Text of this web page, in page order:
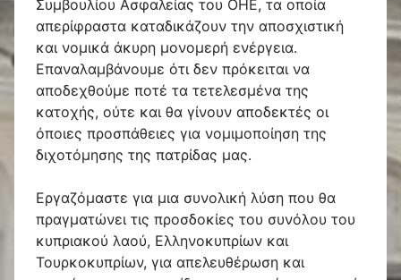
Συμβουλίου Ασφαλείας του ΟΗΕ, τα οποία
απερίφραστα καταδικάζουν την αποσχιστική
και νομικά άκυρη μονομερή ενέργεια.
Επαναλαμβάνουμε ότι δεν πρόκειται να
αποδεχθούμε ποτέ τα τετελεσμένα της
κατοχής, ούτε και θα γίνουν αποδεκτές οι
όποιες προσπάθειες για νομιμοποίηση της
διχοτόμησης της πατρίδας μας.
Εργαζόμαστε για μια συνολική λύση που θα
πραγματώνει τις προσδοκίες του συνόλου του
κυπριακού λαού, Ελληνοκυπρίων και
Τουρκοκυπρίων, για απελευθέρωση και